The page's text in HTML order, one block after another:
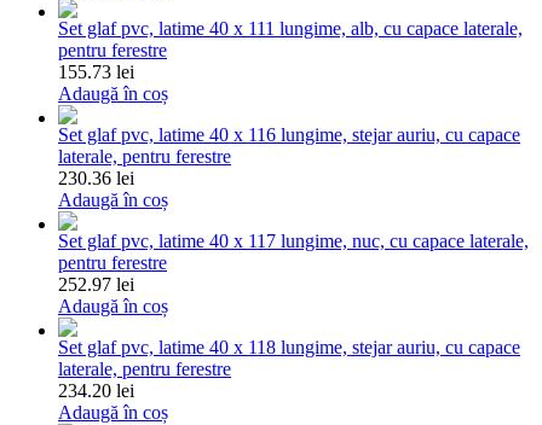
Set glaf pvc, latime 40 x 111 lungime, alb, cu capace laterale,
pentru ferestre
155.73 lei
Adaugă în coș
Set glaf pvc, latime 40 x 116 lungime, stejar auriu, cu capace
laterale, pentru ferestre
230.36 lei
Adaugă în coș
Set glaf pvc, latime 40 x 117 lungime, nuc, cu capace laterale,
pentru ferestre
252.97 lei
Adaugă în coș
Set glaf pvc, latime 40 x 118 lungime, stejar auriu, cu capace
laterale, pentru ferestre
234.20 lei
Adaugă în coș